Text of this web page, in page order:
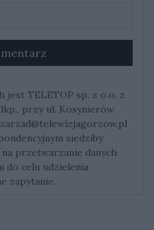
jest TELETOP sp. z o.o. z
przy ul. Kosynierów
zarzad@telewizjagorzow.pl
siedziby
przetwarzanie danych
do celu udzielenia
zapytanie.